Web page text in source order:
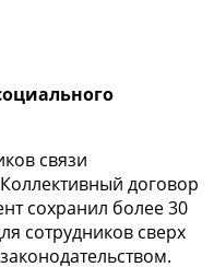
связи
договор
сохранил более 30
сотрудников сверх